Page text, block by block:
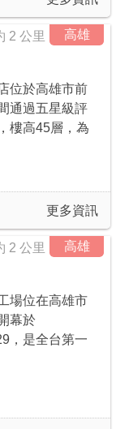
高雄
2 公里
位於高雄市前
通過五星級評
樓高45層，為
更多資訊
高雄
2 公里
場位在高雄市
幕於
，是全台第一